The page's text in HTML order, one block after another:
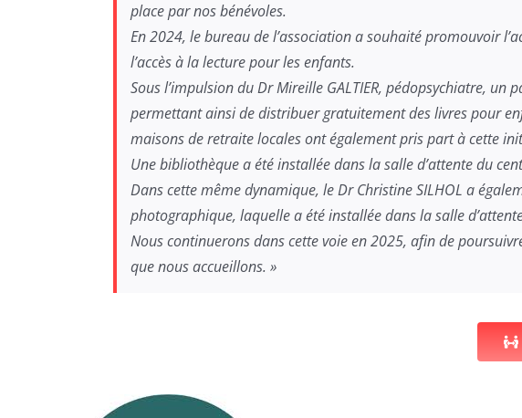
place par nos bénévoles.
En 2024, le bureau de l’association a souhaité promouvoir
l’accès à la lecture pour les enfants.
Sous l’impulsion du Dr Mireille GALTIER, pédopsychiatre,
permettant ainsi de distribuer gratuitement des livres pour
maisons de retraite locales ont également pris part à cette
Une bibliothèque a été installée dans la salle d’attente du
Dans cette même dynamique, le Dr Christine SILHOL a
photographique, laquelle a été installée dans la salle
Nous continuerons dans cette voie en 2025, afin de
que nous accueillons. »